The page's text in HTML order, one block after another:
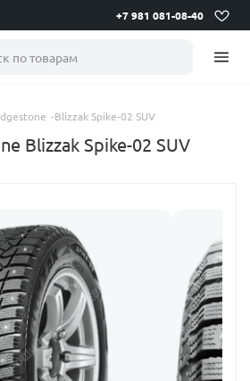
+7 981 081-08-40
по товарам
-Blizzak Spike-02 SUV
Blizzak Spike-02 SUV